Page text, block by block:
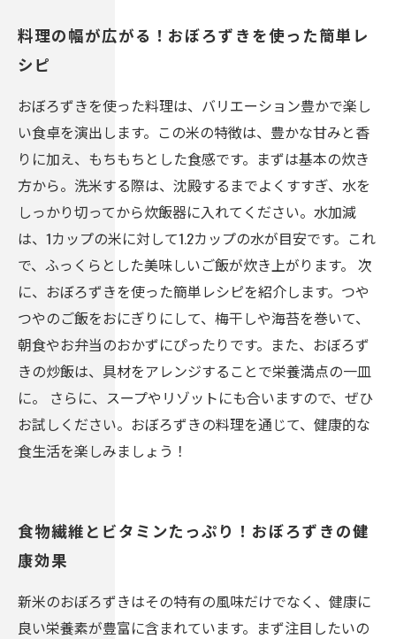
料理の幅が広がる！おぼろずきを使った簡単レ
シピ
おぼろずきを使った料理は、バリエーション豊かで楽し
い食卓を演出します。この米の特徴は、豊かな甘みと香
りに加え、もちもちとした食感です。まずは基本の炊き
方から。洗米する際は、沈殿するまでよくすすぎ、水を
しっかり切ってから炊飯器に入れてください。水加減
は、1カップの米に対して1.2カップの水が目安です。これ
で、ふっくらとした美味しいご飯が炊き上がります。 次
に、おぼろずきを使った簡単レシピを紹介します。つや
つやのご飯をおにぎりにして、梅干しや海苔を巻いて、
朝食やお弁当のおかずにぴったりです。また、おぼろず
きの炒飯は、具材をアレンジすることで栄養満点の一皿
に。 さらに、スープやリゾットにも合いますので、ぜひ
お試しください。おぼろずきの料理を通じて、健康的な
食生活を楽しみましょう！
食物繊維とビタミンたっぷり！おぼろずきの健
康効果
新米のおぼろずきはその特有の風味だけでなく、健康に
良い栄養素が豊富に含まれています。まず注目したいの